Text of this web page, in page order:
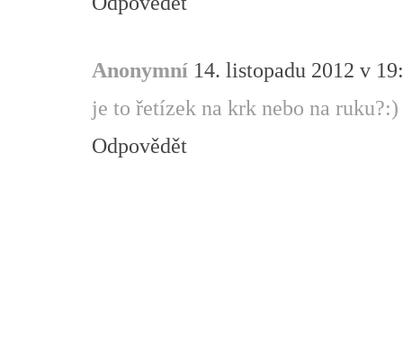
Anonymní 14. listopadu 2012 v
je to řetízek na krk nebo na ruku?:)
Odpovědět